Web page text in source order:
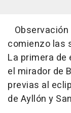
comienzo las
La primera de
el mirador de
previas al
de Ayllón y